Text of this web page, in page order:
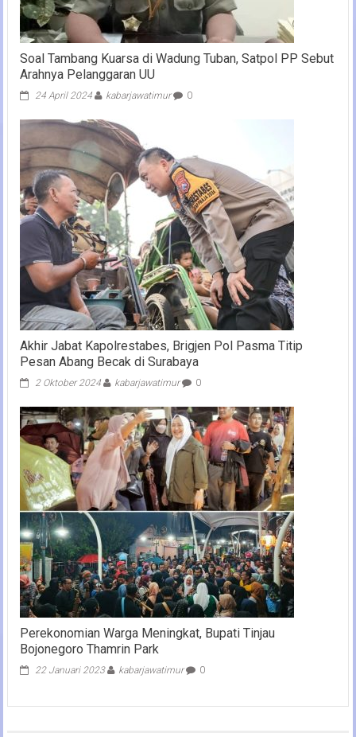
Soal Tambang Kuarsa di Wadung Tuban, Satpol PP Sebut
Arahnya Pelanggaran UU
24 April 2024 kabarjawatimur 0
Akhir Jabat Kapolrestabes, Brigjen Pol Pasma Titip
Pesan Abang Becak di Surabaya
2 Oktober 2024 kabarjawatimur 0
Perekonomian Warga Meningkat, Bupati Tinjau
Bojonegoro Thamrin Park
22 Januari 2023 kabarjawatimur 0